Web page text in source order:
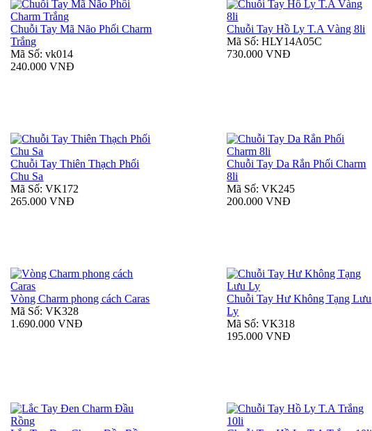
Chuỗi Tay Mã Não Phối Charm
Trắng
Mã Số: vk014
240.000 VNĐ
Chuỗi Tay Hồ Ly T.A Vàng 8li
Mã Số: HLY14A05C
730.000 VNĐ
Chuỗi Tay Thiên Thạch Phối
Chu Sa
Mã Số: VK172
265.000 VNĐ
Chuỗi Tay Da Rắn Phối Charm
8li
Mã Số: VK245
200.000 VNĐ
Vòng Charm phong cách Caras
Mã Số: VK328
1.690.000 VNĐ
Chuỗi Tay Hư Không Tạng Lưu
Ly
Mã Số: VK318
195.000 VNĐ